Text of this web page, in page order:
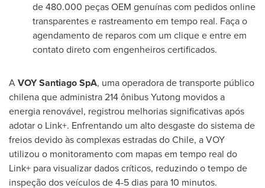
de 480.000 peças OEM genuínas com pedidos online
transparentes e rastreamento em tempo real. Faça o
agendamento de reparos com um clique e entre em
contato direto com engenheiros certificados.
AVOY Santiago SpA, uma operadora de transporte público
chilena que administra 214 ônibus Yutong movidos a
energia renovável, registrou melhorias significativas após
adotar o Link+. Enfrentando um alto desgaste do sistema de
freios devido às complexas estradas doChile, a VOY
utilizou o monitoramento com mapas em tempo real do
Link+ para visualizar dados críticos, reduzindo o tempo de
inspeção dos veículos de 4-5 dias para 10 minutos.